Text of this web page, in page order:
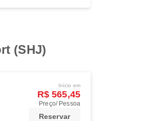
(SHJ)
Início em
R$ 565,45
Preço/ Pessoa
Reservar